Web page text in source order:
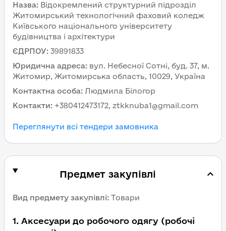
Назва: Відокремлений структурний підрозділ
Житомирський технологічний фаховий коледж
Київського національного університету
будівництва і архітектури
ЄДРПОУ: 39891833
Юридична адреса: вул. Небесної Сотні, буд. 37, м.
Житомир, Житомирська область, 10029, Україна
Контактна особа: Людмила Білогор
Контакти: +380412473172, ztkknuba1@gmail.com
Переглянути всі тендери замовника
Предмет закупівлі
Вид предмету закупівлі: Товари
1. Аксесуари до робочого одягу (робочі